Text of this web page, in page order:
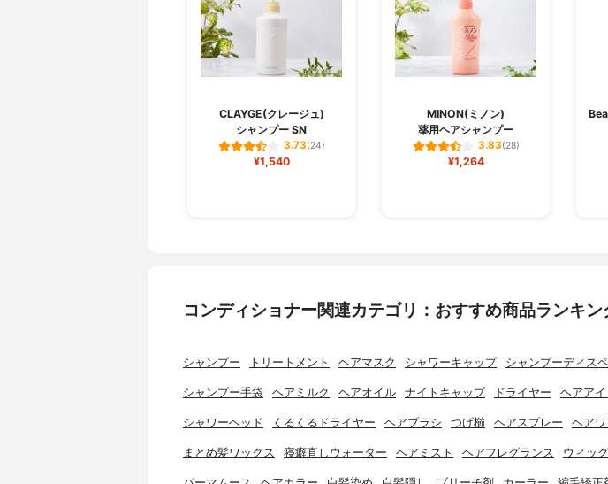
CLAYGE(クレージュ)
シャンプー SN
3.73(24)
¥1,540
MINON(ミノン)
薬用ヘアシャンプー
3.83(28)
¥1,264
コンディショナー関連カテゴリ：おすすめ商品ランキン
シャンプー トリートメント ヘアマスク シャワーキャップ シャンプーディス
シャンプー手袋 ヘアミルク ヘアオイル ナイトキャップ ドライヤー ヘアアイ
シャワーヘッド くるくるドライヤー ヘアブラシ つげ櫛 ヘアスプレー ヘアワ
まとめ髪ワックス 寝癖直しウォーター ヘアミスト ヘアフレグランス ウィッグ